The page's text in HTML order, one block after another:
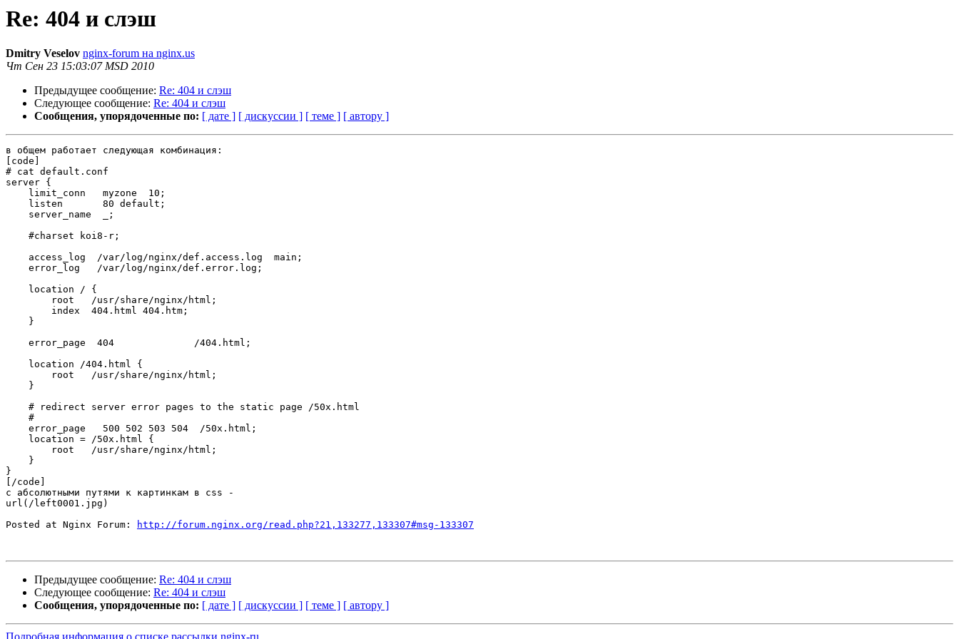
Re: 404 и слэш
Dmitry Veselov nginx-forum на nginx.us
Чт Сен 23 15:03:07 MSD 2010
Предыдущее сообщение: Re: 404 и слэш
Следующее сообщение: Re: 404 и слэш
Сообщения, упорядоченные по: [ дате ] [ дискуссии ] [ теме ] [ автору ]
в общем работает следующая комбинация:
[code]
# cat default.conf
server {
    limit_conn   myzone  10;
    listen       80 default;
    server_name  _;
    #charset koi8-r;
    access_log  /var/log/nginx/def.access.log  main;
    error_log   /var/log/nginx/def.error.log;
    location / {
        root   /usr/share/nginx/html;
        index  404.html 404.htm;
    }
    error_page  404              /404.html;
    location /404.html {
        root   /usr/share/nginx/html;
    }
    # redirect server error pages to the static page /50x.html
    #
    error_page   500 502 503 504  /50x.html;
    location = /50x.html {
        root   /usr/share/nginx/html;
    }
}
[/code]
с абсолютными путями к картинкам в css -
url(/left0001.jpg)
Posted at Nginx Forum:
http://forum.nginx.org/read.php?21,133277,133307#msg-133307
Предыдущее сообщение: Re: 404 и слэш
Следующее сообщение: Re: 404 и слэш
Сообщения, упорядоченные по: [ дате ] [ дискуссии ] [ теме ] [ автору ]